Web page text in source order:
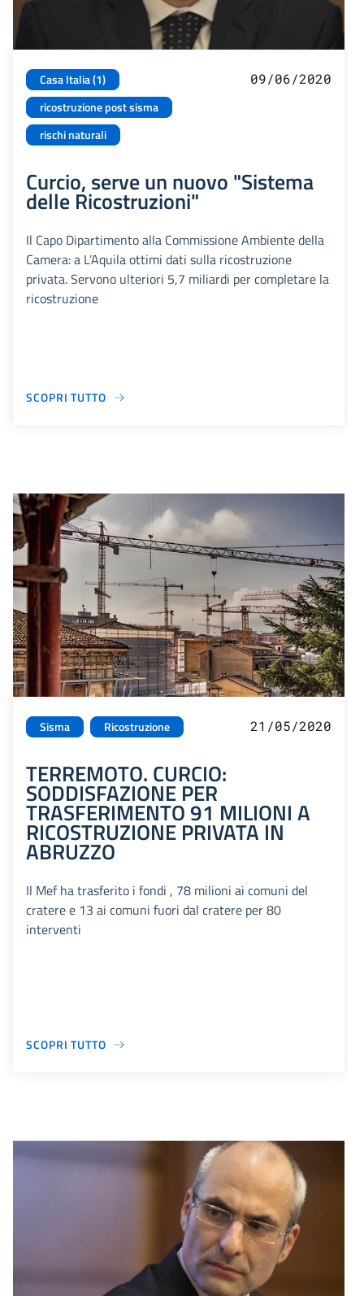
Casa Italia (1)
ricostruzione post sisma
rischi naturali
09/06/2020
Curcio, serve un nuovo "Sistema
delle Ricostruzioni"
Il Capo Dipartimento alla Commissione Ambiente della
Camera: a L’Aquila ottimi dati sulla ricostruzione
privata. Servono ulteriori 5,7 miliardi per completare la
ricostruzione
SCOPRI TUTTO
Sisma Ricostruzione 21/05/2020
TERREMOTO. CURCIO:
SODDISFAZIONE PER
TRASFERIMENTO 91 MILIONI A
RICOSTRUZIONE PRIVATA IN
ABRUZZO
Il Mef ha trasferito i fondi , 78 milioni ai comuni del
cratere e 13 ai comuni fuori dal cratere per 80
interventi
SCOPRI TUTTO